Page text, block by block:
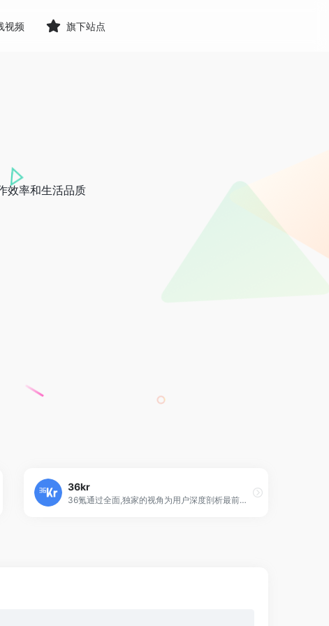
视频 旗下站点
效率和生活品质
36kr
36氪通过全面,独家的视角为用户深度剖析最前沿的资讯,致力于让一部分人先看到未来,内容涵盖快讯,科技,金融,投资,房产,汽车,互联网…